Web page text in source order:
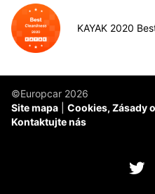
KAYAK 2020
©Europcar 2026
Site mapa
Cookies, Zásady
Kontaktujte nás